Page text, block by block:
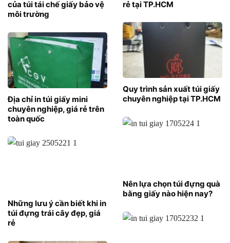
rẻ tại TP.HCM
của túi tái chế giấy bảo vệ
môi trường
Quy trình sản xuất túi giấy
chuyên nghiệp tại TP.HCM
Địa chỉ in túi giấy mini
chuyên nghiệp, giá rẻ trên
toàn quốc
Nên lựa chọn túi đựng quà
bằng giấy nào hiện nay?
Những lưu ý cần biết khi in
túi đựng trái cây đẹp, giá
rẻ